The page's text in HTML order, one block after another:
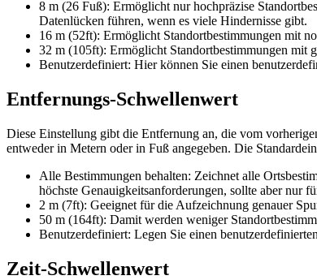
8 m (26 Fuß): Ermöglicht nur hochpräzise
Datenlücken führen, wenn es viele Hindernisse gibt.
16 m (52ft): Ermöglicht Standortbestimmungen mit
32 m (105ft): Ermöglicht Standortbestimmungen mit
Benutzerdefiniert: Hier können Sie einen
Entfernungs-Schwellenwert
Diese Einstellung gibt die Entfernung an, die vom
entweder in Metern oder in Fuß angegeben. Die
Alle Bestimmungen behalten: Zeichnet alle
höchste Genauigkeitsanforderungen, sollte aber nur
2 m (7ft): Geeignet für die Aufzeichnung genauer
50 m (164ft): Damit werden weniger
Benutzerdefiniert: Legen Sie einen
Zeit-Schwellenwert